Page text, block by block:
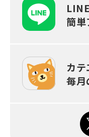
簡単
カ
毎月